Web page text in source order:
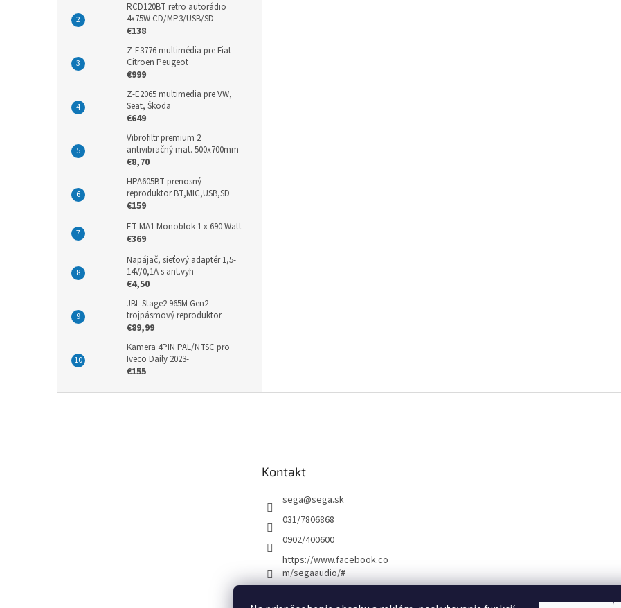
RCD120BT retro autorádio
4x75W CD/MP3/USB/SD
€138
Z-E3776 multimédia pre Fiat
Citroen Peugeot
€999
Z-E2065 multimedia pre VW,
Seat, Škoda
€649
Vibrofiltr premium 2
antivibračný mat. 500x700mm
€8,70
HPA605BT prenosný
reproduktor BT,MIC,USB,SD
€159
ET-MA1 Monoblok 1 x 690 Watt
€369
Napájač, sieťový adaptér 1,5-
14V/0,1A s ant.vyh
€4,50
JBL Stage2 965M Gen2
trojpásmový reproduktor
€89,99
Kamera 4PIN PAL/NTSC pro
Iveco Daily 2023-
€155
Kontakt
sega@sega.sk
031/7806868
0902/400600
https://www.facebook.co
m/segaaudio/#